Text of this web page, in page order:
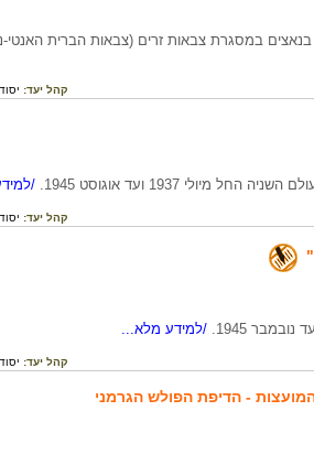
בנאצים במסגרת צבאות זרים (צבאות הברית
קהל יעד:
1937 ועד אוגוסט 1945. /
קהל יעד:
/למידע מלא...
קהל יעד:
- הדיפת הפולש הגרמני